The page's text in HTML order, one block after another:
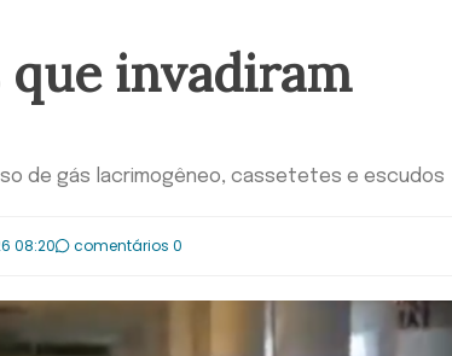
invadiram
de gás lacrimogêneo, cassetetes e escudos
08:20 comentários 0